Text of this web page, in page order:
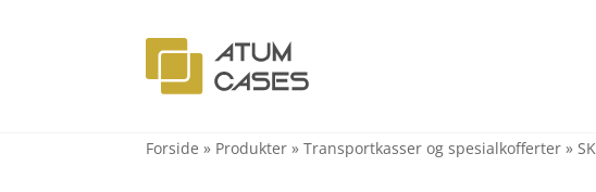
Forside » Produkter »Transportkasser og spesialkofferter »